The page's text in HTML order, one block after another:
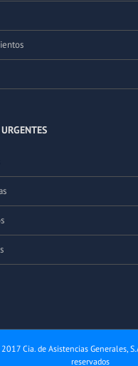
Cia. de Asistencias Generales,
reservados